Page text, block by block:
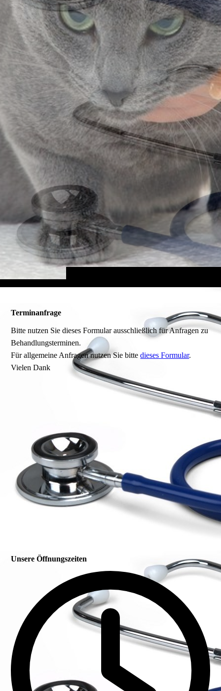
Terminanfrage
Bitte nutzen Sie dieses Formular ausschließlich für Anfragen zu
Behandlungsterminen.
Für allgemeine Anfragen nutzen Sie bittedieses Formular.
Vielen Dank
Unsere Öffnungszeiten